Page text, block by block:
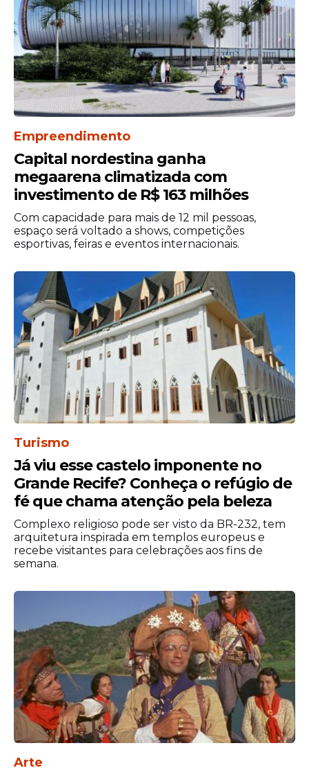
Leia Também
Espiadinha
BBB 26: Babu, Milena e
Chaiany estão no Paredão;
confira com foi a votação
BBB 26: Jonas pode perder
seu reinado de líder após
ser enviado ao Castigo do
Monstro?
Veja Também
Empreendimento
Capital nordestina ganha
megaarena climatizada com
investimento de R$ 163 milhões
Com capacidade para mais de 12 mil pessoas,
espaço será voltado a shows, competições
esportivas, feiras e eventos internacionais.
Turismo
Já viu esse castelo imponente no
Grande Recife? Conheça o refúgio de
fé que chama atenção pela beleza
Complexo religioso pode ser visto da BR-232, tem
arquitetura inspirada em templos europeus e
recebe visitantes para celebrações aos fins de
semana.
Arte